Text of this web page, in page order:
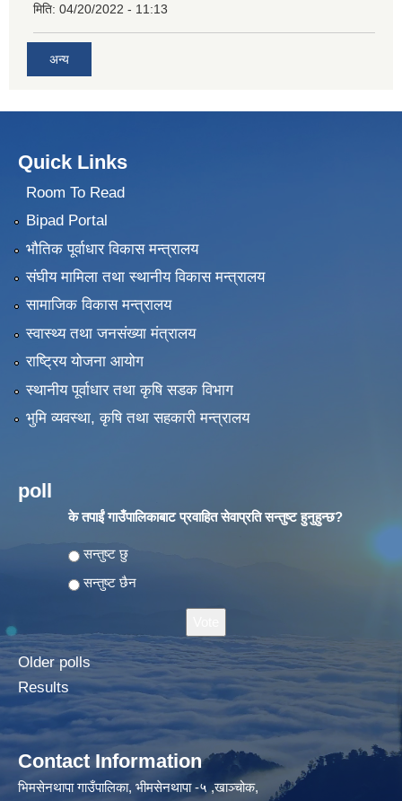
मिति: 04/20/2022 - 11:13
अन्य
Quick Links
Room To Read
Bipad Portal
भौतिक पूर्वाधार विकास मन्त्रालय
संघीय मामिला तथा स्थानीय विकास मन्त्रालय
सामाजिक विकास मन्त्रालय
स्वास्थ्य तथा जनसंख्या मंत्रालय
राष्ट्रिय योजना आयोग
स्थानीय पूर्वाधार तथा कृषि सडक विभाग
भुमि व्यवस्था, कृषि तथा सहकारी मन्त्रालय
poll
के तपाईं गाउँपालिकाबाट प्रवाहित सेवाप्रति सन्तुष्ट हुनुहुन्छ?
Choices
सन्तुष्ट छु
सन्तुष्ट छैन
Older polls
Results
Contact Information
भिमसेनथापा गाउँपालिका, भीमसेनथापा -५ ,खाञ्चोक,